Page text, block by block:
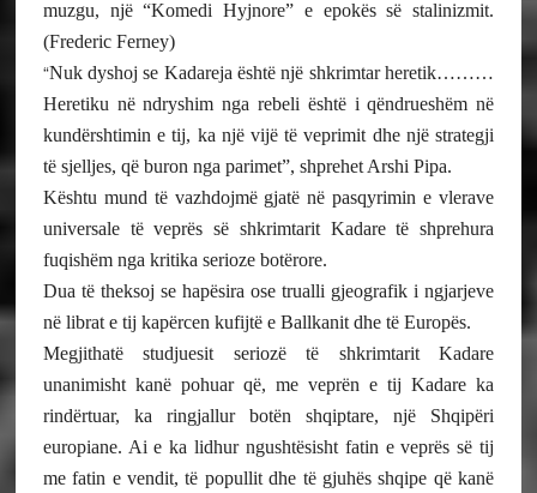
muzgu, një “Komedi Hyjnore” e epokës së stalinizmit.
(Frederic Ferney)
“Nuk dyshoj se Kadareja është një shkrimtar heretik………
Heretiku në ndryshim nga rebeli është i qëndrueshëm në
kundërshtimin e tij, ka një vijë të veprimit dhe një strategji
të sjelljes, që buron nga parimet”, shprehet Arshi Pipa.
Kështu mund të vazhdojmë gjatë në pasqyrimin e vlerave
universale të veprës së shkrimtarit Kadare të shprehura
fuqishëm nga kritika serioze botërore.
Dua të theksoj se hapësira ose trualli gjeografik i ngjarjeve
në librat e tij kapërcen kufijtë e Ballkanit dhe të Europës.
Megjithatë studjuesit seriozë të shkrimtarit Kadare
unanimisht kanë pohuar që, me veprën e tij Kadare ka
rindërtuar, ka ringjallur botën shqiptare, një Shqipëri
europiane. Ai e ka lidhur ngushtësisht fatin e veprës së tij
me fatin e vendit, të popullit dhe të gjuhës shqipe që kanë